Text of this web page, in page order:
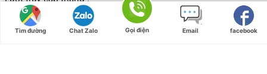
Tìm đường Chat Zalo Gọi điện Email facebook
1071
Tổng lượt truy cập: